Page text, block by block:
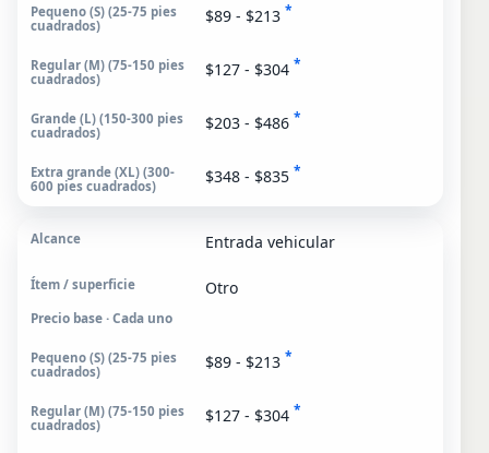
$89 - $213 *
$127 - $304 *
$203 - $486 *
$348 - $835 *
Entrada vehicular
Otro
Precio base · Cada uno
$89 - $213 *
$127 - $304 *